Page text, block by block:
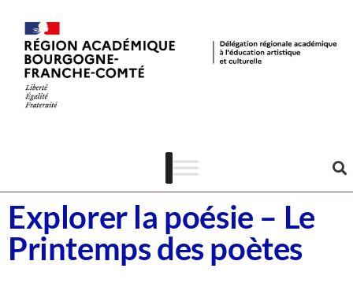
Explorer la poésie – Le
Printemps des poètes